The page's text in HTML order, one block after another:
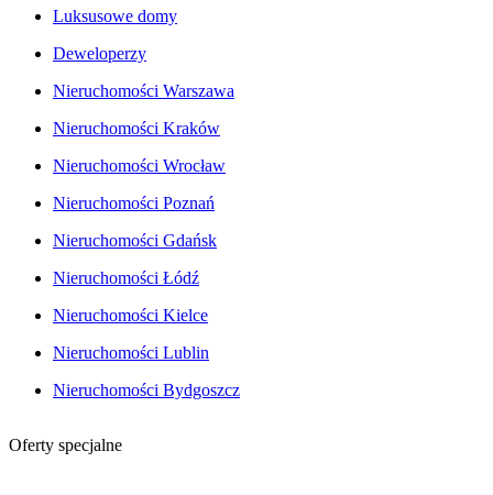
Luksusowe domy
Deweloperzy
Nieruchomości Warszawa
Nieruchomości Kraków
Nieruchomości Wrocław
Nieruchomości Poznań
Nieruchomości Gdańsk
Nieruchomości Łódź
Nieruchomości Kielce
Nieruchomości Lublin
Nieruchomości Bydgoszcz
Oferty specjalne